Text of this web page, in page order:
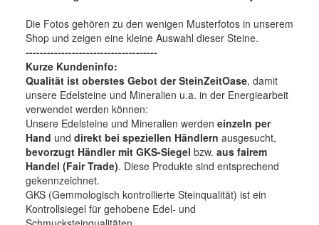
Die Fotos gehören zu den wenigen Musterfotos in unserem
Shop und zeigen eine kleine Auswahl dieser Steine.
-------------------------------------
Kurze Kundeninfo:
Qualität ist oberstes Gebot der SteinZeitOase, damit
unsere Edelsteine und Mineralien u.a. in der Energiearbeit
verwendet werden können:
Unsere Edelsteine und Mineralien werden einzeln per
Hand und direkt bei speziellen Händlern ausgesucht,
bevorzugt Händler mit GKS-Siegel bzw. aus fairem
Handel (Fair Trade). Diese Produkte sind entsprechend
gekennzeichnet.
GKS (Gemmologisch kontrollierte Steinqualität) ist ein
Kontrollsiegel für gehobene Edel- und